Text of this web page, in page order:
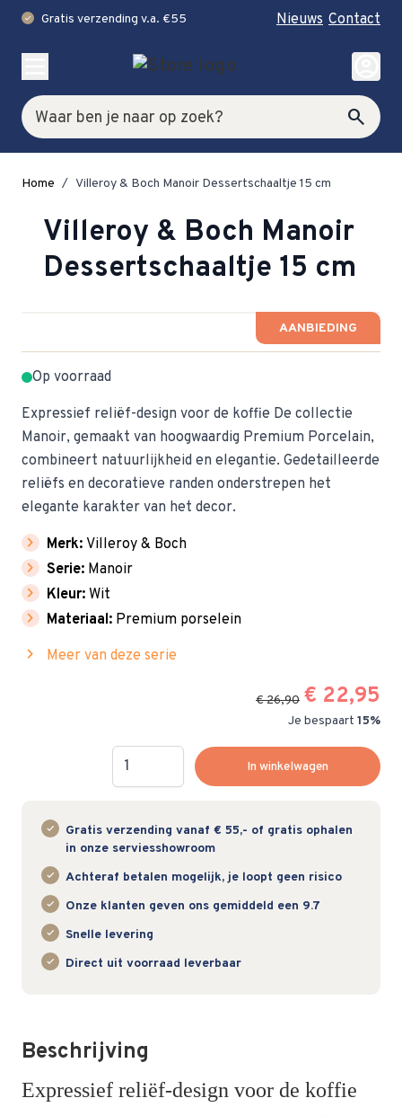
check Gratis verzending v.a. €55 Nieuws Contact
Zoek search
account_circle
Home / Villeroy & Boch Manoir Dessertschaaltje 15 cm
Villeroy & Boch Manoir
Dessertschaaltje 15 cm
AANBIEDING
Op voorraad
Expressief reliëf-design voor de koffie De collectie
Manoir, gemaakt van hoogwaardig Premium Porcelain,
combineert natuurlijkheid en elegantie. Gedetailleerde
reliëfs en decoratieve randen onderstrepen het
elegante karakter van het decor.
chevron_right Merk: Villeroy & Boch
chevron_right Serie: Manoir
chevron_right Kleur: Wit
chevron_right Materiaal: Premium porselein
chevron_right Meer van deze serie
€ 26,90 € 22,95
Je bespaart 15%
Hoeveelheid
In winkelwagen
Gratis verzending vanaf € 55,- of gratis ophalen
in onze serviesshowroom
Achteraf betalen mogelijk, je loopt geen risico
Onze klanten geven ons gemiddeld een 9.7
Snelle levering
Direct uit voorraad leverbaar
Beschrijving
Expressief reliëf-design voor de koffie